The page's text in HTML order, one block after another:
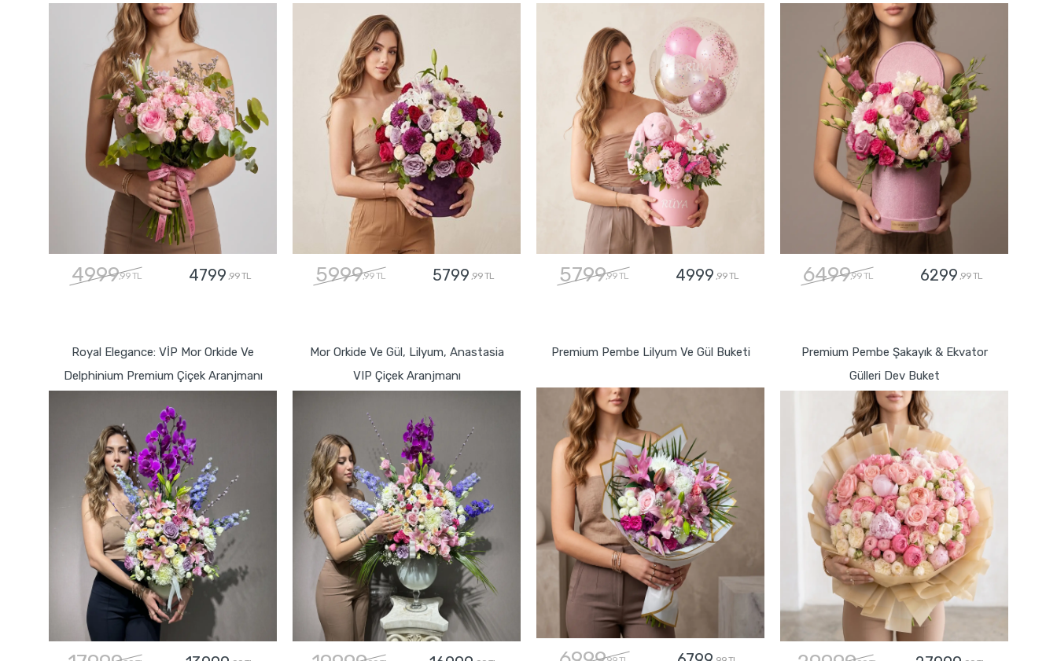
4999,99 TL 4799 ,99 TL 5999,99 TL 5799 ,99 TL 5799,99 TL 4999 ,99 TL 6499,99 TL 6299 ,99 TL
Royal Elegance: VİP Mor Orkide Ve
Delphinium Premium Çiçek Aranjmanı
Mor Orkide Ve Gül, Lilyum, Anastasia
VIP Çiçek Aranjmanı
Premium Pembe Lilyum Ve Gül Buketi
Premium Pembe Şakayık & Ekvator
Gülleri Dev Buket